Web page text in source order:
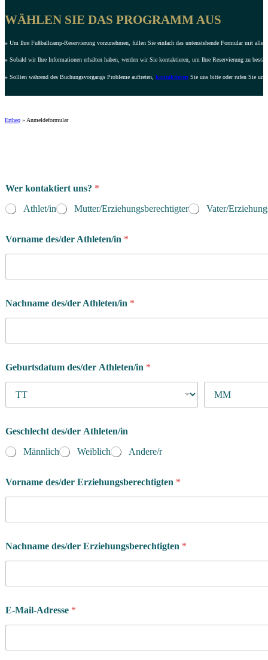
WÄHLEN SIE DAS PROGRAMM AUS
» Um Ihre Fußballcamp-Reservierung vorzunehmen, füllen Sie einfach das untenstehende Formular mit
» Sobald wir Ihre Informationen erhalten haben, werden wir Sie kontaktieren, um Ihre Reservierung zu
» Sollten während des Buchungsvorgangs Probleme auftreten, kontaktieren Sie uns bitte oder rufen Sie
Ertheo » Anmeldeformular
Wer kontaktiert uns? *
Athlet/in
Mutter/Erziehungsberechtigter Vater/
Vorname des/der Athleten/in *
Nachname des/der Athleten/in *
Geburtsdatum des/der Athleten/in *
Geschlecht des/der Athleten/in
Männlich
Weiblich Andere/r
r
o
r
m
d
u
r
Vorname des/der Erziehungsberechtigten *
Nachname des/der Erziehungsberechtigten *
E-Mail-Adresse *